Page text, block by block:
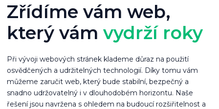
Zřídíme vám web,
který vám vydrží roky
Při vývoji webových stránek klademe důraz na použití
osvědčených a udržitelných technologií. Díky tomu vám
můžeme zaručit web, který bude stabilní, bezpečný a
snadno udržovatelný i v dlouhodobém horizontu. Naše
řešení jsou navržena s ohledem na budoucí rozšiřitelnost a